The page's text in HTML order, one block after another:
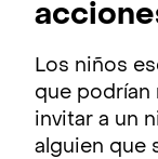
Los niños
que podrían
invitar a un
alguien que